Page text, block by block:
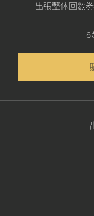
出張整体回数
6